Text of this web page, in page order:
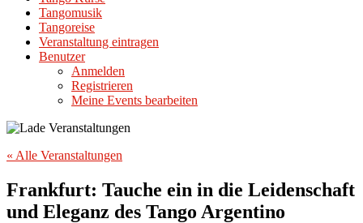
Tangomusik
Tangoreise
Veranstaltung eintragen
Benutzer
Anmelden
Registrieren
Meine Events bearbeiten
« Alle Veranstaltungen
Frankfurt: Tauche ein in die Leidenschaft
und Eleganz des Tango Argentino